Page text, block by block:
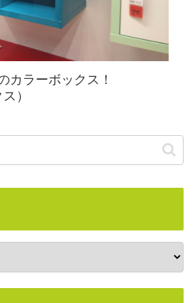
カラーボックス！
）